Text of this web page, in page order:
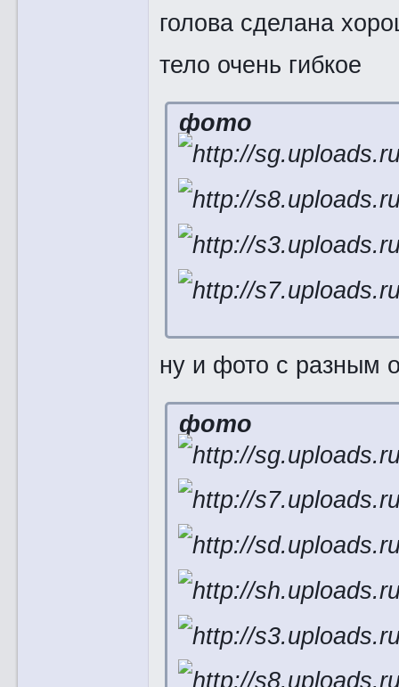
голова сделана
тело очень гибкое
фото
ну и фото с разным
фото